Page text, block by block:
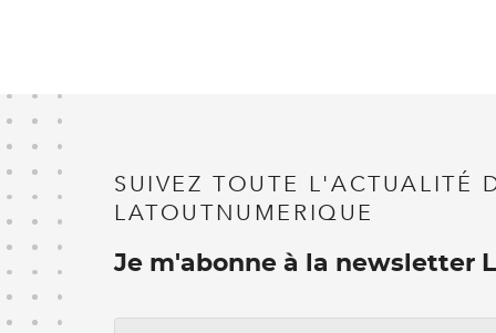
SUIVEZ TOUTE L'ACTUALITÉ
LATOUTNUMERIQUE
Je m'abonne à la newsletter